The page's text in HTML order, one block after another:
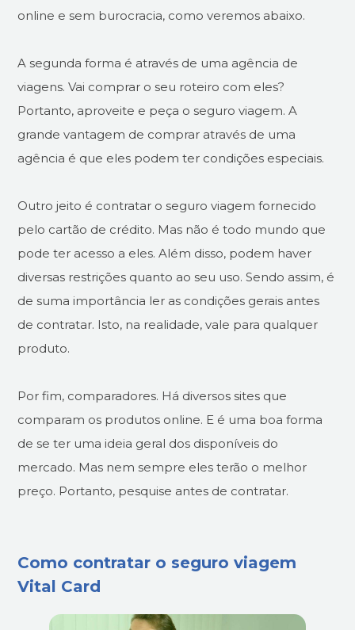
online e sem burocracia, como veremos abaixo.
A segunda forma é através de uma agência de
viagens. Vai comprar o seu roteiro com eles?
Portanto, aproveite e peça o seguro viagem. A
grande vantagem de comprar através de uma
agência é que eles podem ter condições especiais.
Outro jeito é contratar o seguro viagem fornecido
pelo cartão de crédito. Mas não é todo mundo que
pode ter acesso a eles. Além disso, podem haver
diversas restrições quanto ao seu uso. Sendo assim, é
de suma importância ler as condições gerais antes
de contratar. Isto, na realidade, vale para qualquer
produto.
Por fim, comparadores. Há diversos sites que
comparam os produtos online. E é uma boa forma
de se ter uma ideia geral dos disponíveis do
mercado. Mas nem sempre eles terão o melhor
preço. Portanto, pesquise antes de contratar.
Como contratar o seguro viagem
Vital Card